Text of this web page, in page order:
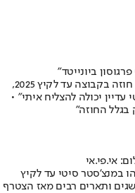
ביונייטד"
מאמן אלופת אנגליה, שהאריך לאחרונה את חוזה בקבוצה עד לקיץ 2025,
יכולה להצליח איתי" •
בגלל החוזה"
אי.פי.אי
במנצ'סטר סיטי עד לקיץ
ותארים רבים מאז הצטרף